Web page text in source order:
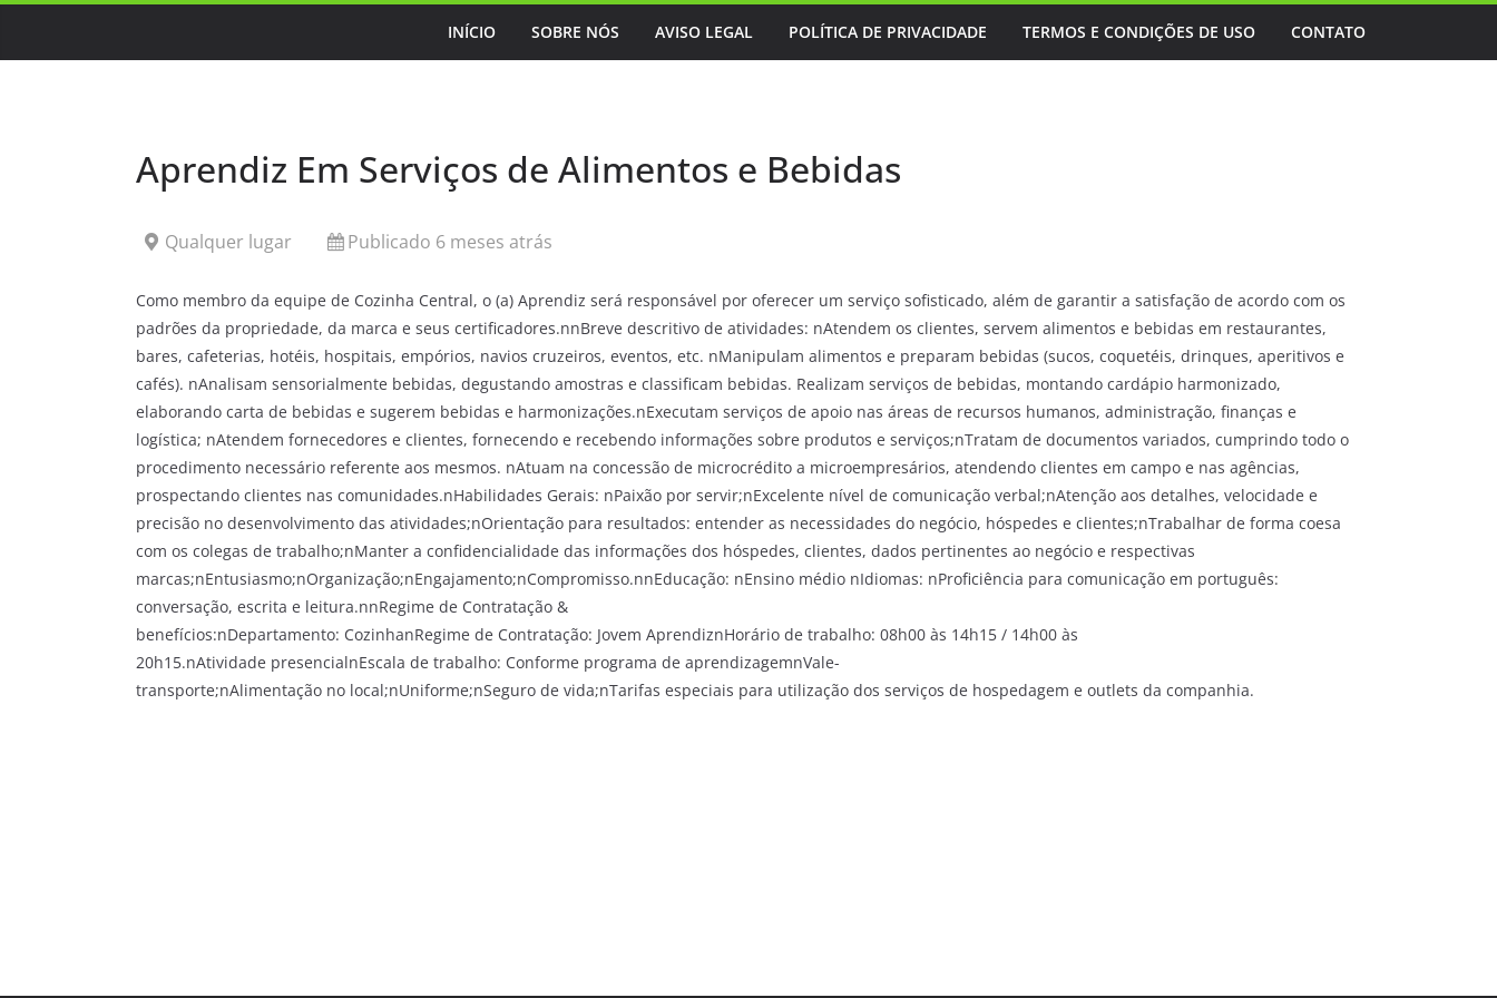
INÍCIO SOBRE NÓS AVISO LEGAL POLÍTICA DE PRIVACIDADE TERMOS E CONDIÇÕES DE USO CONTATO
Aprendiz Em Serviços de Alimentos e Bebidas
Qualquer lugar Publicado 6 meses atrás
Como membro da equipe de Cozinha Central, o (a) Aprendiz será responsável por oferecer um serviço sofisticado, além de garantir a satisfação de acordo com os
padrões da propriedade, da marca e seus certificadores.nnBreve descritivo de atividades: nAtendem os clientes, servem alimentos e bebidas em restaurantes,
bares, cafeterias, hotéis, hospitais, empórios, navios cruzeiros, eventos, etc. nManipulam alimentos e preparam bebidas (sucos, coquetéis, drinques, aperitivos e
cafés). nAnalisam sensorialmente bebidas, degustando amostras e classificam bebidas. Realizam serviços de bebidas, montando cardápio harmonizado,
elaborando carta de bebidas e sugerem bebidas e harmonizações.nExecutam serviços de apoio nas áreas de recursos humanos, administração, finanças e
logística; nAtendem fornecedores e clientes, fornecendo e recebendo informações sobre produtos e serviços;nTratam de documentos variados, cumprindo todo o
procedimento necessário referente aos mesmos. nAtuam na concessão de microcrédito a microempresários, atendendo clientes em campo e nas agências,
prospectando clientes nas comunidades.nHabilidades Gerais: nPaixão por servir;nExcelente nível de comunicação verbal;nAtenção aos detalhes, velocidade e
precisão no desenvolvimento das atividades;nOrientação para resultados: entender as necessidades do negócio, hóspedes e clientes;nTrabalhar de forma coesa
com os colegas de trabalho;nManter a confidencialidade das informações dos hóspedes, clientes, dados pertinentes ao negócio e respectivas
marcas;nEntusiasmo;nOrganização;nEngajamento;nCompromisso.nnEducação: nEnsino médio nIdiomas: nProficiência para comunicação em português:
conversação, escrita e leitura.nnRegime de Contratação &
benefícios:nDepartamento: CozinhanRegime de Contratação: Jovem AprendiznHorário de trabalho: 08h00 às 14h15 / 14h00 às
20h15.nAtividade presencialnEscala de trabalho: Conforme programa de aprendizagemnVale-
transporte;nAlimentação no local;nUniforme;nSeguro de vida;nTarifas especiais para utilização dos serviços de hospedagem e outlets da companhia.